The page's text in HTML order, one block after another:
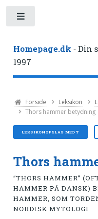
Homepage.dk - Din
1997
Forside Leksikon
Thors hammer betydning
LEKSIKONOPSLAG MED T
Thors
“THORS HAMMER”
HAMMER PÅ DANSK)
HAMMER, SOM
NORDISK MYTOLOGI